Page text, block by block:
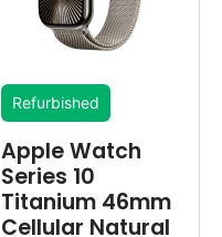
Refurbished
Apple Watch
Series 10
Titanium 46mm
Cellular Natural